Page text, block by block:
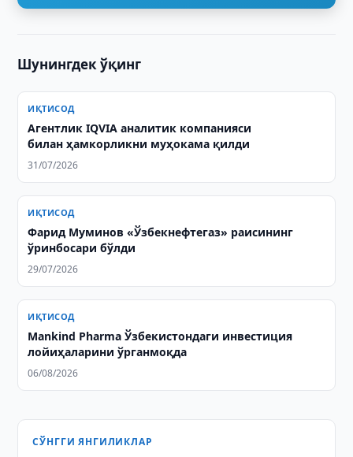
Шунингдек ўқинг
ИҚТИСОД
Агентлик IQVIA аналитик компанияси
билан ҳамкорликни муҳокама қилди
31/07/2026
ИҚТИСОД
Фарид Муминов «Ўзбекнефтегаз» раисининг
ўринбосари бўлди
29/07/2026
ИҚТИСОД
Mankind Pharma Ўзбекистондаги инвестиция
лойиҳаларини ўрганмоқда
06/08/2026
СЎНГГИ ЯНГИЛИКЛАР